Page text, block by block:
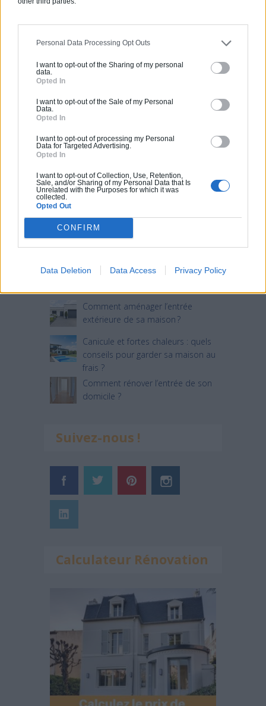
Personal Data Processing Opt Outs
I want to opt-out of the Sharing of my personal
data.
Opted In
I want to opt-out of the Sale of my Personal
Data.
Opted In
I want to opt-out of processing my Personal
Data for Targeted Advertising.
Opted In
I want to opt-out of Collection, Use, Retention,
Sale, and/or Sharing of my Personal Data that Is
Unrelated with the Purposes for which it was
collected.
Opted Out
CONFIRM
Data Deletion Data Access Privacy Policy
Articles récents
Jardin devant la maison : Top 5
des conseils d’aménagement
Comment choisir un claustra pour
Comment aménager l’entrée
extérieure de sa maison ?
Canicule et fortes chaleurs : quels
conseils pour garder sa maison au
frais ?
Comment rénover l’entrée de son
domicile ?
Suivez-nous !
Calculateur Rénovation